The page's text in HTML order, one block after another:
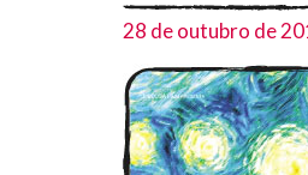
28 de outubro de